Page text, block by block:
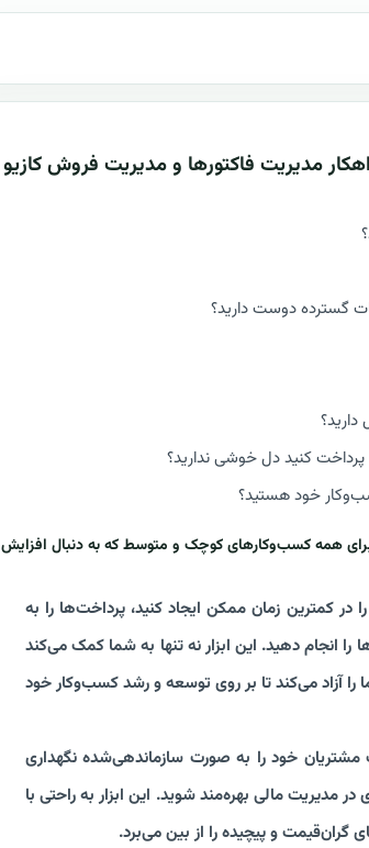
مدیریت فاکتورها و مدیریت فروشکازیو
گسترده دوست دارید؟
پرداخت کنید دل خوشی ندارید؟
خود هستید؟
همه کسب‌وکارهای کوچک و متوسط که به دنبال افزایش
در کمترین زمان ممکن ایجاد کنید، پرداخت‌ها را به
انجام دهید. این ابزار نه تنها به شما کمک می‌کند
را آزاد می‌کند تا بر روی توسعه و رشد کسب‌وکار خود
مشتریان خود را به صورت سازماندهی‌شده نگهداری
مدیریت مالی بهره‌مند شوید. این ابزار به راحتی با
گران‌قیمت و پیچیده را از بین می‌برد.